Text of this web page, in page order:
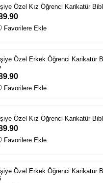
Özel Kız Öğrenci Karikatür
Favorilere Ekle
Özel Erkek Öğrenci Karikatür
Favorilere Ekle
Özel Kız Öğrenci Karikatür
Favorilere Ekle
Özel Erkek Öğrenci Karikatür